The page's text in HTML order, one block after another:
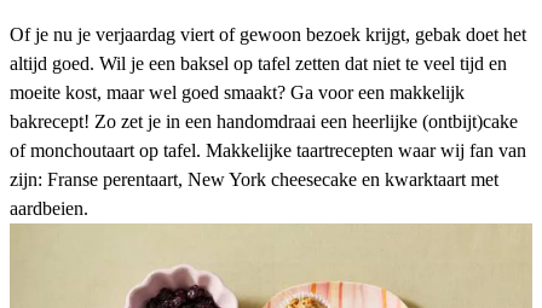
Of je nu je verjaardag viert of gewoon bezoek krijgt, gebak doet het
altijd goed. Wil je een baksel op tafel zetten dat niet te veel tijd en
moeite kost, maar wel goed smaakt? Ga voor een makkelijk
bakrecept! Zo zet je in een handomdraai een heerlijke (ontbijt)cake
of monchoutaart op tafel. Makkelijke taartrecepten waar wij fan van
zijn: Franse perentaart, New York cheesecake en kwarktaart met
aardbeien.